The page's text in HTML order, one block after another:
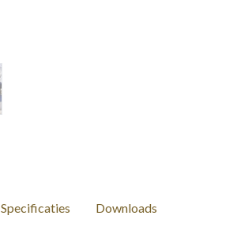
Specificaties Downloads